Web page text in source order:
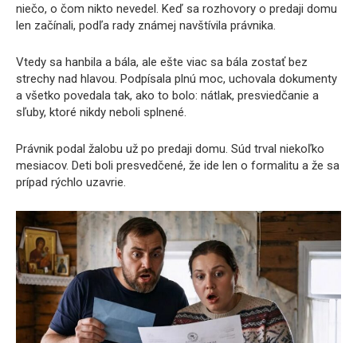
niečo, o čom nikto nevedel. Keď sa rozhovory o predaji domu
len začínali, podľa rady známej navštívila právnika.
Vtedy sa hanbila a bála, ale ešte viac sa bála zostať bez
strechy nad hlavou. Podpísala plnú moc, uchovala dokumenty
a všetko povedala tak, ako to bolo: nátlak, presviedčanie a
sľuby, ktoré nikdy neboli splnené.
Právnik podal žalobu už po predaji domu. Súd trval niekoľko
mesiacov. Deti boli presvedčené, že ide len o formalitu a že sa
prípad rýchlo uzavrie.